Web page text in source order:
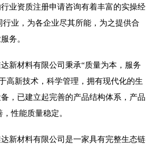
业资质注册申请咨询有着丰富的实操经
行业，为各企业尽其所能，为之提供合
务。
新材料有限公司秉承“质量为本，服务
高新技术，科学管理，拥有现代化的生
，已建立起完善的产品结构体系，产品
性能质量稳定。
新材料有限公司是一家具有完整生态链